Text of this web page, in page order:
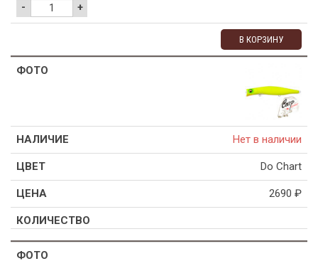
- +
В КОРЗИНУ
Нет в наличии
Do Chart
2690 ₽